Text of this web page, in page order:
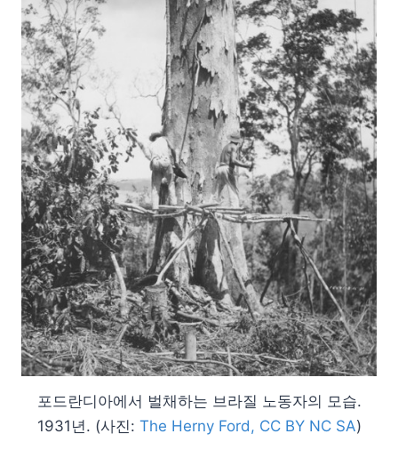
포드란디아에서 벌채하는 브라질 노동자의 모습.
1931년. (사진: The Herny Ford, CC BY NC SA)